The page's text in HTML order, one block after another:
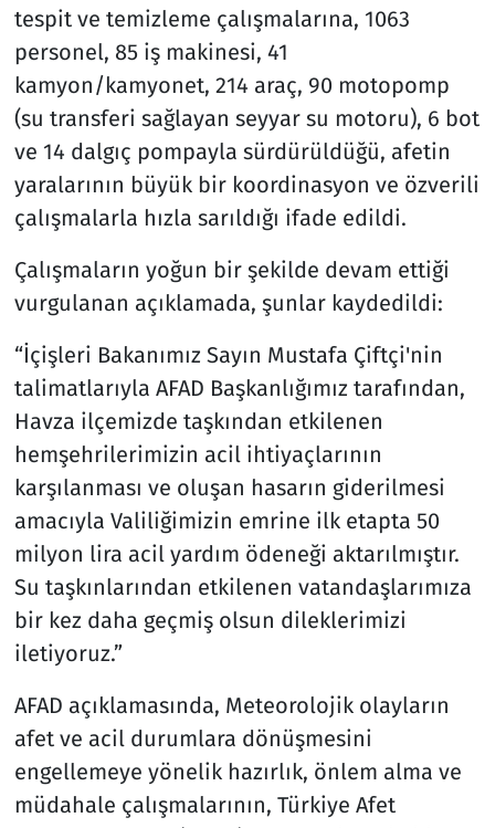
tespit ve temizleme çalışmalarına, 1063
personel, 85 iş makinesi, 41
kamyon/kamyonet, 214 araç, 90 motopomp
(su transferi sağlayan seyyar su motoru), 6 bot
ve 14 dalgıç pompayla sürdürüldüğü, afetin
yaralarının büyük bir koordinasyon ve özverili
çalışmalarla hızla sarıldığı ifade edildi.
Çalışmaların yoğun bir şekilde devam ettiği
vurgulanan açıklamada, şunlar kaydedildi:
“İçişleri Bakanımız Sayın Mustafa Çiftçi'nin
talimatlarıyla AFAD Başkanlığımız tarafından,
Havza ilçemizde taşkından etkilenen
hemşehrilerimizin acil ihtiyaçlarının
karşılanması ve oluşan hasarın giderilmesi
amacıyla Valiliğimizin emrine ilk etapta 50
milyon lira acil yardım ödeneği aktarılmıştır.
Su taşkınlarından etkilenen vatandaşlarımıza
bir kez daha geçmiş olsun dileklerimizi
iletiyoruz.”
AFAD açıklamasında, Meteorolojik olayların
afet ve acil durumlara dönüşmesini
engellemeye yönelik hazırlık, önlem alma ve
müdahale çalışmalarının, Türkiye Afet